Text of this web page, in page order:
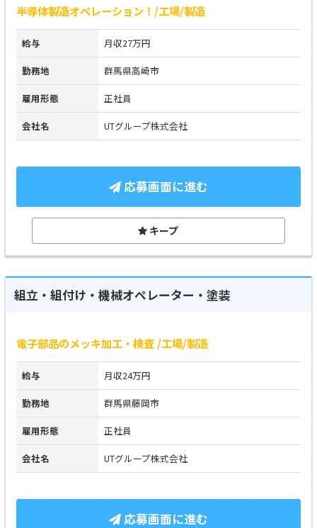
半導体製造オペレーション！/工場/製造
給与 月収27万円
勤務地 群馬県高崎市
雇用形態 正社員
会社名 UTグループ株式会社
応募画面に進む
キープ
組立・組付け・機械オペレーター・塗装
電子部品のメッキ加工・検査 /工場/製造
給与 月収24万円
勤務地 群馬県藤岡市
雇用形態 正社員
会社名 UTグループ株式会社
応募画面に進む